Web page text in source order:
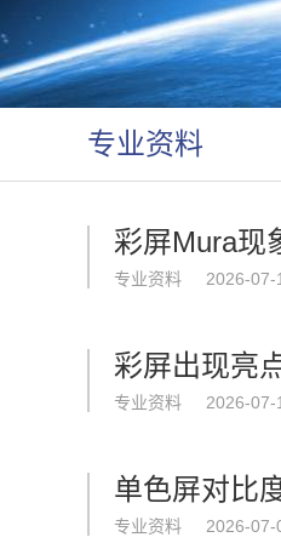
专业资料
彩屏Mura现
专业资料 2026-07-
彩屏出现亮
专业资料 2026-07-
单色屏对比
专业资料 2026-07-